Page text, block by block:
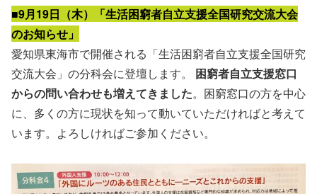
■9月19日（木）「生活困窮者自立支援全国研究交流大会
のお知らせ」
愛知県東海市で開催される「生活困窮者自立支援全国研究
交流大会」の分科会に登壇します。 困窮者自立支援窓口
からの問い合わせも増えてきました。困窮窓口の方を中心
に、多くの方に現状を知って動いていただければと考えて
います。よろしければご参加ください。